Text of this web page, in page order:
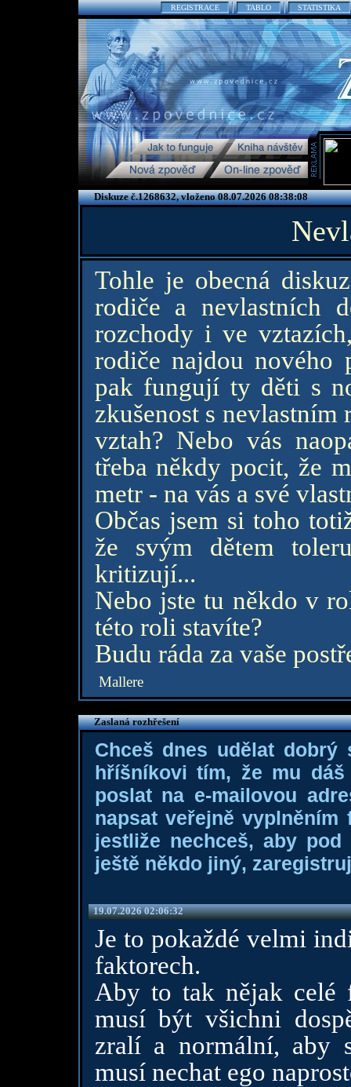
REGISTRACE TABLO STATISTIKA
Diskuze č.1268632, vloženo 08.07.2026 08:38:08
Tohle je obecná
rodiče a nevlastních
rozchody i ve
rodiče najdou nového
pak fungují ty děti s
zkušenost s
vztah? Nebo vás
třeba někdy pocit, že
metr - na vás a své
Občas jsem si toho
že svým dětem
kritizují...
Nebo jste tu někdo v
této roli stavíte?
Budu ráda za vaše
Mallere
Zaslaná rozhřešení
Chceš dnes udělat dobrý
hříšníkovi tím, že mu
poslat na e-mailovou
napsat veřejně
jestliže nechceš, aby
ještě někdo jiný,
19.07.2026 02:06:32
Je to pokaždé velmi
faktorech.
Aby to tak nějak celé
musí být všichni
zralí a normální, aby
musí nechat ego